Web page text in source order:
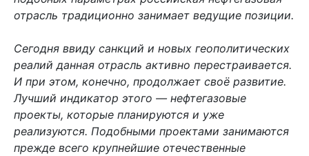
отрасль традиционно занимает ведущие позиции.
Сегодня ввиду санкций и новых геополитических
реалий данная отрасль активно перестраивается.
И при этом, конечно, продолжает своё развитие.
Лучший индикатор этого — нефтегазовые
проекты, которые планируются и уже
реализуются. Подобными проектами занимаются
прежде всего крупнейшие отечественные